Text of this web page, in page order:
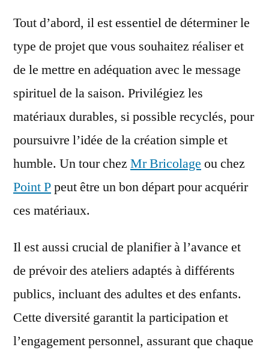
Tout d’abord, il est essentiel de déterminer le
type de projet que vous souhaitez réaliser et
de le mettre en adéquation avec le message
spirituel de la saison. Privilégiez les
matériaux durables, si possible recyclés, pour
poursuivre l’idée de la création simple et
humble. Un tour chez Mr Bricolage ou chez
Point Ppeut être un bon départ pour acquérir
ces matériaux.
Il est aussi crucial de planifier à l’avance et
de prévoir des ateliers adaptés à différents
publics, incluant des adultes et des enfants.
Cette diversité garantit la participation et
l’engagement personnel, assurant que chaque